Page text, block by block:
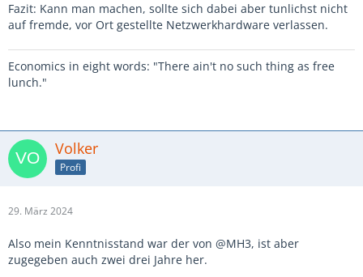
Fazit: Kann man machen, sollte sich dabei aber tunlichst nicht
auf fremde, vor Ort gestellte Netzwerkhardware verlassen.
Economics in eight words: "There ain't no such thing as free
lunch."
Volker
Profi
29. März 2024
Also mein Kenntnisstand war der von @MH3, ist aber
zugegeben auch zwei drei Jahre her.